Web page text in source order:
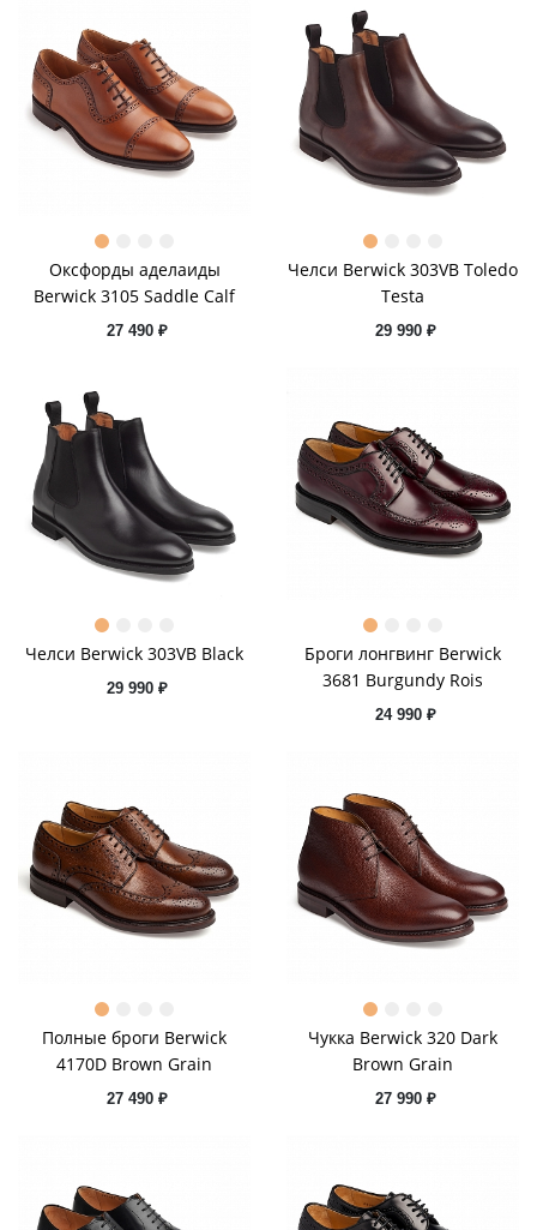
Оксфорды аделаиды
Berwick 3105 Saddle Calf
27 490 ₽
Челси Berwick 303VB Toledo
Testa
29 990 ₽
Челси Berwick 303VB Black
29 990 ₽
Броги лонгвинг Berwick
3681 Burgundy Rois
24 990 ₽
Полные броги Berwick
4170D Brown Grain
27 490 ₽
Чукка Berwick 320 Dark
Brown Grain
27 990 ₽